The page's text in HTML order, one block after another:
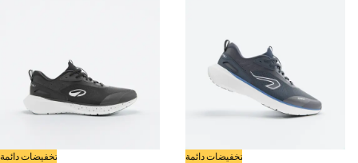
تخفيضات دائمة تخفيضات دائمة